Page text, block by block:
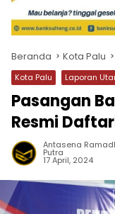
Beranda Kota Palu
Kota Palu Laporan
Pasangan
Resmi
Antasena
Putra
17 April, 2024